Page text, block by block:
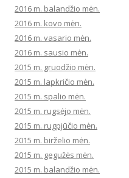
2016 m. balandžio mėn.
2016 m. kovo mėn.
2016 m. vasario mėn.
2016 m. sausio mėn.
2015 m. gruodžio mėn.
2015 m. lapkričio mėn.
2015 m. spalio mėn.
2015 m. rugsėjo mėn.
2015 m. rugpjūčio mėn.
2015 m. birželio mėn.
2015 m. gegužės mėn.
2015 m. balandžio mėn.